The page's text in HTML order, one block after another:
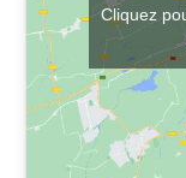
Cliquez